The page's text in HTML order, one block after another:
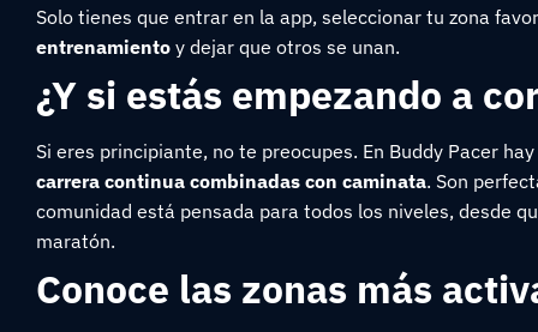
Solo tienes que entrar en la app, seleccionar tu zona
entrenamiento y dejar que otros se unan.
¿Y si estás empezando a
Si eres principiante, no te preocupes. En Buddy Pacer
carrera continua combinadas con caminata. Son
comunidad está pensada para todos los niveles, desde
maratón.
Conoce las zonas más